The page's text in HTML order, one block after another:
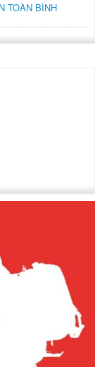
TOÀN BÌNH